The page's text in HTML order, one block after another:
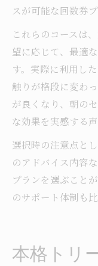
スが可能な回数券
これらのコースは
望に応じて、最適
す。実際に利用し
触りが格段に変わ
が良くなり、朝の
な効果を実感する
選択時の注意点と
のアドバイス内容
プランを選ぶこと
のサポート体制も
本格トリ